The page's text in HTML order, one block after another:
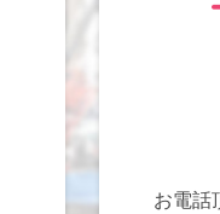
お電話